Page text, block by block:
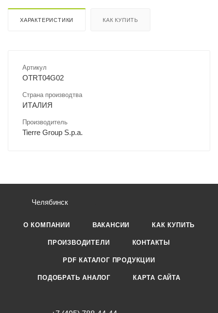
ХАРАКТЕРИСТИКИ КАК КУПИТЬ
Артикул
OTRT04G02
Страна производтва
ИТАЛИЯ
Производитель
Tierre Group S.p.a.
Челябинск
О КОМПАНИИ ВАКАНСИИ КАК КУПИТЬ
ПРОИЗВОДИТЕЛИ КОНТАКТЫ
PDF КАТАЛОГ ПРОДУКЦИИ
ПОДОБРАТЬ АНАЛОГ КАРТА САЙТА